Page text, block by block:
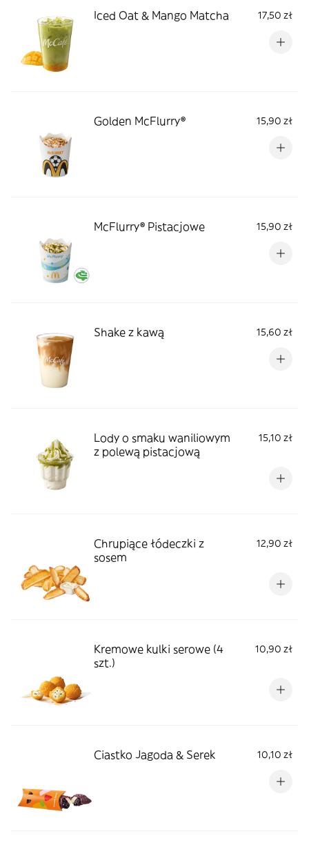
Iced Oat & Mango Matcha 17,50 zł
Golden McFlurry® 15,90 zł
McFlurry® Pistacjowe 15,90 zł
Shake z kawą 15,60 zł
Lody o smaku waniliowym
z polewą pistacjową
15,10 zł
Chrupiące łódeczki z
sosem
12,90 zł
Kremowe kulki serowe (4
szt.)
10,90 zł
Ciastko Jagoda & Serek 10,10 zł